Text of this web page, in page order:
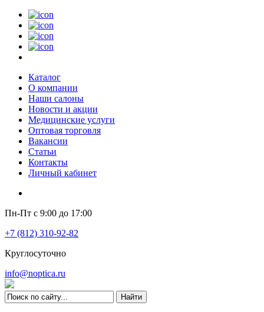
Каталог
О компании
Наши салоны
Новости и акции
Медицинские услуги
Оптовая торговля
Вакансии
Статьи
Контакты
Личный кабинет
Пн-Пт с 9:00 до 17:00
+7 (812) 310-92-82
Круглосуточно
info@noptica.ru